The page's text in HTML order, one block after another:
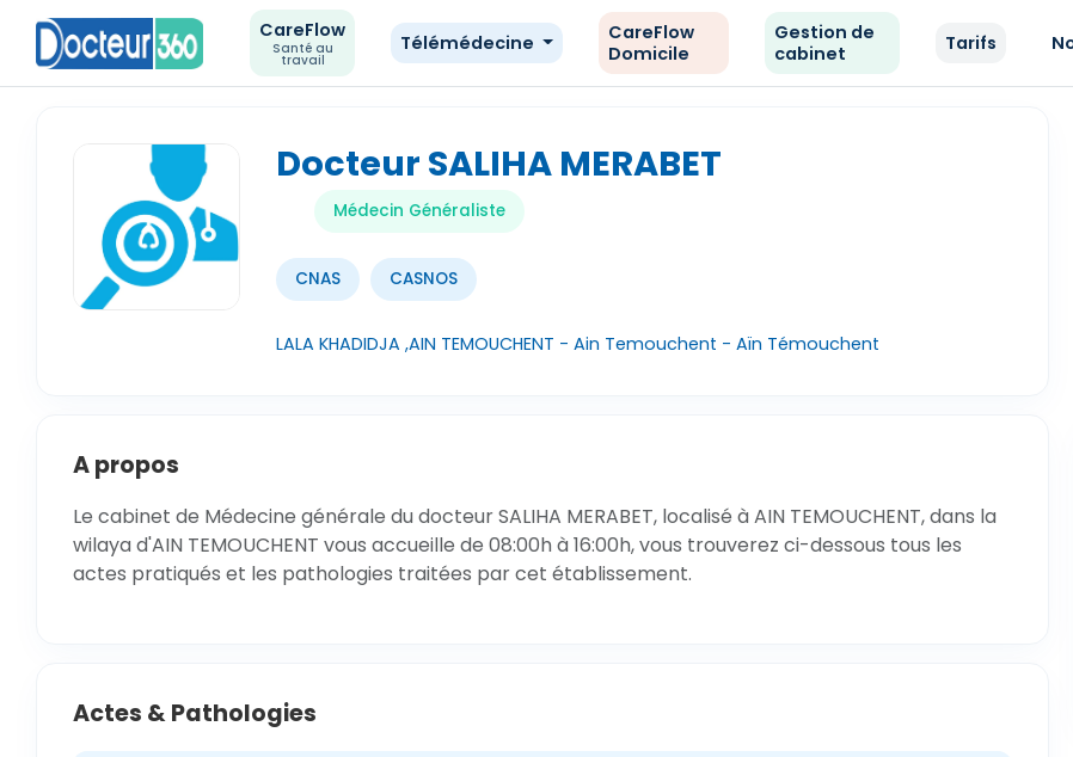
CareFlow
Santé au
travail
Télémédecine
CareFlow
Domicile
Gestion de
cabinet
Tarifs
Docteur SALIHA MERABET
Médecin Généraliste
CNAS CASNOS
LALA KHADIDJA ,AIN TEMOUCHENT - Ain Temouchent - Aïn Témouchent
A propos
Le cabinet de Médecine générale du docteur SALIHA MERABET, localisé à AIN TEMOUCHENT, dans la
wilaya d'AIN TEMOUCHENT vous accueille de 08:00h à 16:00h, vous trouverez ci-dessous tous les
actes pratiqués et les pathologies traitées par cet établissement.
Actes & Pathologies